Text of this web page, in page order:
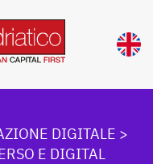
DIGITALE >
E DIGITAL